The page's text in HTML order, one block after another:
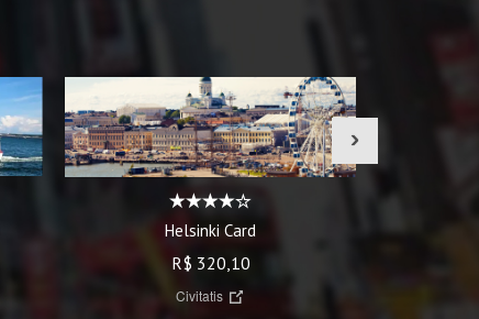
Helsinki Card
R$ 320,10
Civitatis
Trilha pelo
›